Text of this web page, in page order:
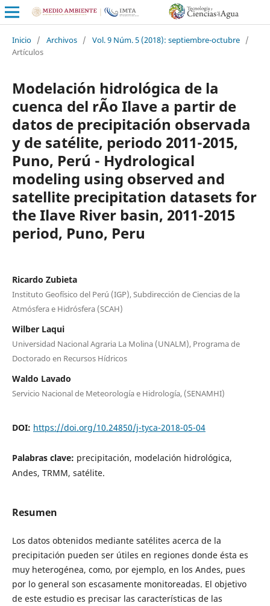
Inicio / Archivos / Vol. 9 Núm. 5 (2018): septiembre-octubre /
Artículos
Modelación hidrológica de la
cuenca del rÃ­o Ilave a partir de
datos de precipitación observada
y de satélite, periodo 2011-2015,
Puno, Perú - Hydrological
modeling using observed and
satellite precipitation datasets for
the Ilave River basin, 2011-2015
period, Puno, Peru
Ricardo Zubieta
Instituto Geofísico del Perú (IGP), Subdirección de Ciencias de la
Atmósfera e Hidrósfera (SCAH)
Wilber Laqui
Universidad Nacional Agraria La Molina (UNALM), Programa de
Doctorado en Recursos Hídricos
Waldo Lavado
Servicio Nacional de Meteorología e Hidrología, (SENAMHI)
DOI: https://doi.org/10.24850/j-tyca-2018-05-04
Palabras clave: precipitación, modelación hidrológica,
Andes, TRMM, satélite.
Resumen
Los datos obtenidos mediante satélites acerca de la
precipitación pueden ser útiles en regiones donde ésta es
muy heterogénea, como, por ejemplo, en los Andes, pues
por lo general son escasamente monitoreadas. El objetivo
de este estudio es precisar las características de las